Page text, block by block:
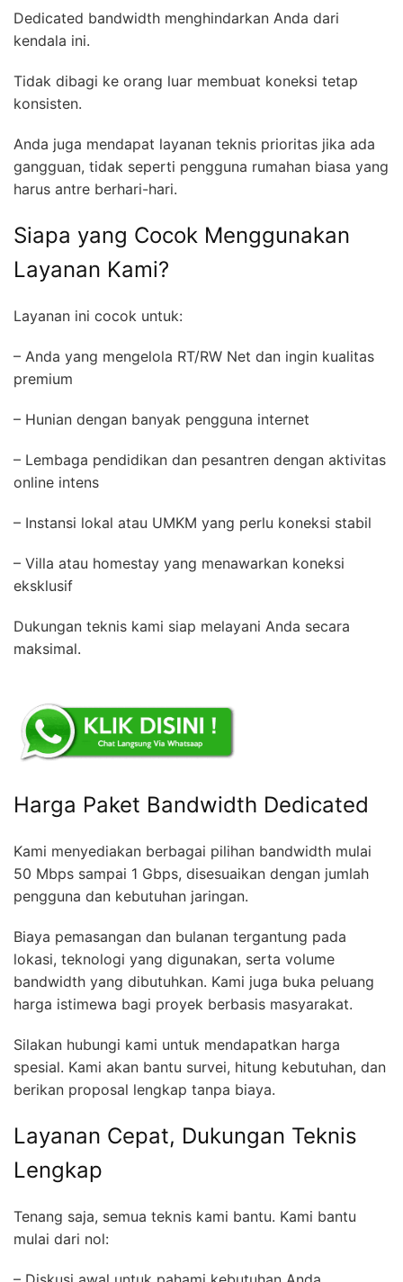
Dedicated bandwidth menghindarkan Anda dari
kendala ini.
Tidak dibagi ke orang luar membuat koneksi tetap
konsisten.
Anda juga mendapat layanan teknis prioritas jika ada
gangguan, tidak seperti pengguna rumahan biasa yang
harus antre berhari-hari.
Siapa yang Cocok Menggunakan
Layanan Kami?
Layanan ini cocok untuk:
– Anda yang mengelola RT/RW Net dan ingin kualitas
premium
– Hunian dengan banyak pengguna internet
– Lembaga pendidikan dan pesantren dengan aktivitas
online intens
– Instansi lokal atau UMKM yang perlu koneksi stabil
– Villa atau homestay yang menawarkan koneksi
eksklusif
Dukungan teknis kami siap melayani Anda secara
maksimal.
Harga Paket Bandwidth Dedicated
Kami menyediakan berbagai pilihan bandwidth mulai
50 Mbps sampai 1 Gbps, disesuaikan dengan jumlah
pengguna dan kebutuhan jaringan.
Biaya pemasangan dan bulanan tergantung pada
lokasi, teknologi yang digunakan, serta volume
bandwidth yang dibutuhkan. Kami juga buka peluang
harga istimewa bagi proyek berbasis masyarakat.
Silakan hubungi kami untuk mendapatkan harga
spesial. Kami akan bantu survei, hitung kebutuhan, dan
berikan proposal lengkap tanpa biaya.
Layanan Cepat, Dukungan Teknis
Lengkap
Tenang saja, semua teknis kami bantu. Kami bantu
mulai dari nol: